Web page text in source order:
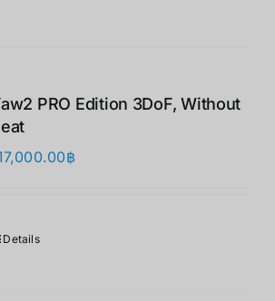
PRO Edition 3DoF, Without
฿
Details